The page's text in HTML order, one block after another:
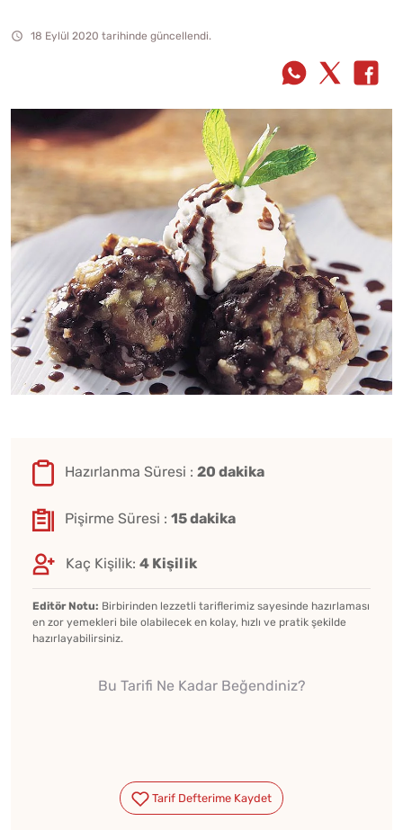
18 Eylül 2020 tarihinde güncellendi.
Hazırlanma Süresi : 20 dakika
Pişirme Süresi : 15 dakika
Kaç Kişilik: 4 Kişilik
Editör Notu: Birbirinden lezzetli tariflerimiz sayesinde hazırlaması
en zor yemekleri bile olabilecek en kolay, hızlı ve pratik şekilde
hazırlayabilirsiniz.
Bu Tarifi Ne Kadar Beğendiniz?